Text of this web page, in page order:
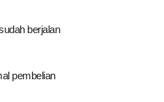
berjalan
pembelian